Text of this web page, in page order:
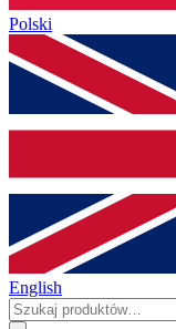
Polski
English